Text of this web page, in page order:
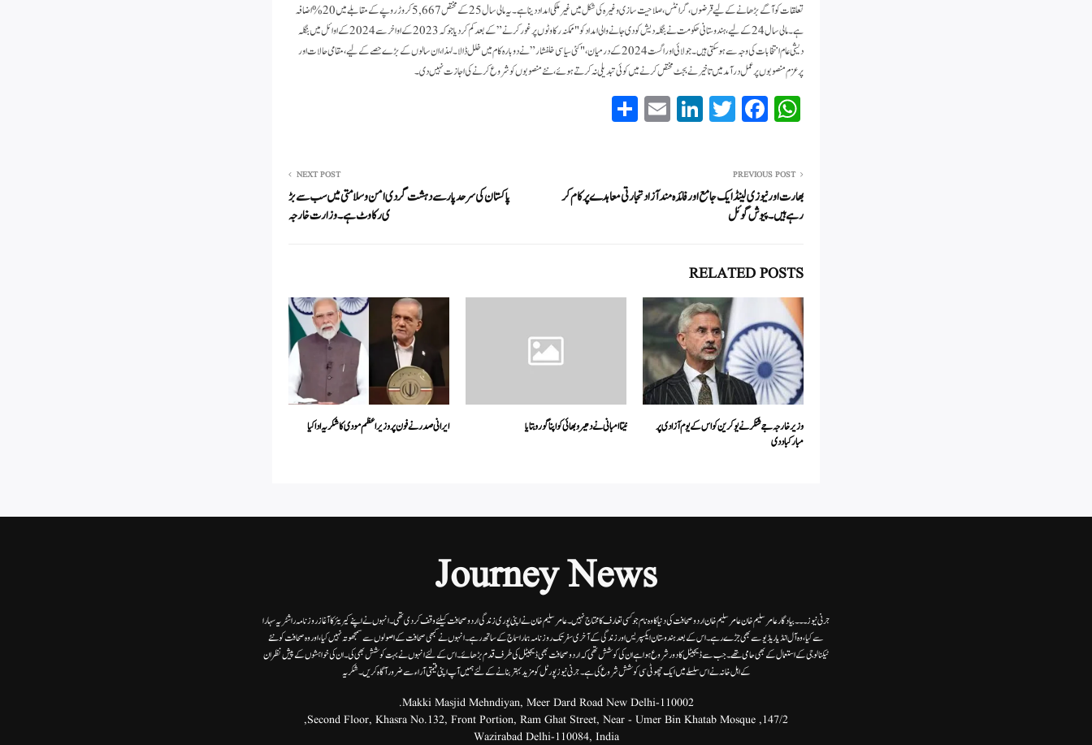
تعلقات کو آگے بڑھانے کے لیے قرضوں، گرانٹس، صلاحیت سازی وغیرہ کی شکل میں غیر ملکی امداد دینا ہے۔ یہ مالی سال25 کے مختص 5,667 کروڑ روپے کے مقابلے میں 20% اضافہ
ہے۔مالی سال 24 کے لیے، ہندوستانی حکومت نے بنگلہ دیش کو دی جانے والی امداد کو "ممکنہ رکاوٹوں پر غور کرنے” کے بعد کم کر دیا جو کہ 2023 کے اواخر سے 2024 کے اوائل میں بنگلہ
دیشی عام انتخابات کی وجہ سے ہو سکتی ہیں۔ جولائی اور اگست 2024 کے درمیان، "کئی سیاسی خلفشار” نے دوبارہ کام میں خلل ڈالا۔لہذا، ان سالوں کے بڑے حصے کے لیے، مقامی حالات اور
پرعزم منصوبوں پر عمل درآمد میں تاخیر نے بجٹ مختص کرنے میں کوئی تبدیلی نہ کرتے ہوئے، نئے منصوبوں کو شروع کرنے کی اجازت نہیں دی۔
W
ha
A
pp
Fa
ce
ok
T
wi
r
Li
nk
In
E
m
PREVIOUS POST
بھارت اور نیوزی لینڈ ایک جامع اور فائدہ مند آزاد تجارتی معاہدے پر کام کر
رہے ہیں۔ پیوش گوئل
NEXT POST
پاکستان کی سرحد پار سے دہشت گردی امن و سلامتی میں سب سے بڑ
ی رکاوٹ ہے۔ وزارت خارجہ
RELATED POSTS
وزیر خارجہ جے شنکر نے یوکرین کو اس کے یوم آزادی پر
مبارکباد دی
نیتا امبانی نے دھیرو بھائی کو اپنا گورو بتایا ایرانی صدر نے فون پروزیراعظم مودی کا شکریہ ادا کیا
Journey News
جرنی نیوز۔۔۔بیاد گار عامر سلیم خان عامر سلیم خان اردوصحافت کی دنیا کاوہ نام جو کسی تعارف کا محتاج نہیں۔عامرسلیم خان نے اپنی پوری زندگی اردوصحافت کیلئے وقف کردی تھی۔انہوں نے اپنے کیریئر کا آغاز روزنامہ راشٹریہ سہارا
سے کیا،وہ آل انڈیا ریڈیوسے بھی جڑے رہے۔ اس کے بعد ہندوستان ایکسپریس اور زندگی کے آخری سفر تک روزنامہ ہمارا سماج کے ساتھ رہے۔ انہوں نے کبھی صحافت کے اصولوں سے سمجھوتہ نہیں کیا، اور وہ صحافت کو نئے
ٹیکنالوجی کے استعمال کے بھی حامی تھے۔ جب سے ڈیجیٹل کا دور شروع ہوا ہے ان کی کوشش تھی کہ اردو صحافت بھی ڈیجیٹل کی طرف قدم بڑھائے۔ اس کے لئے انہوں نے بہت کوشش بھی کی۔ ان کی خواہشوں کے پیش نظر ان
کے اہل خانہ نے اس سلسلے میں ایک چھوٹی سی کوشش شروع کی ہے۔جرنی نیوز پورٹل کو مزید بہتر بنانے کے لئے ہمیں آپ اپنی قیمتی آراء سے ضرور آگاہ کریں۔شکریہ
Makki Masjid Mehndiyan, Meer Dard Road New Delhi-110002.
147/2, Second Floor, Khasra No.132, Front Portion, Ram Ghat Street, Near - Umer Bin Khatab Mosque,
Wazirabad Delhi-110084, India